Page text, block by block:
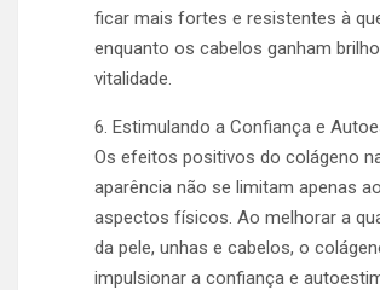
ficar mais fortes e resistentes à
enquanto os cabelos ganham
vitalidade.
6. Estimulando a Confiança e
Os efeitos positivos do colágeno
aparência não se limitam apenas
aspectos físicos. Ao melhorar a
da pele, unhas e cabelos, o
impulsionar a confiança e